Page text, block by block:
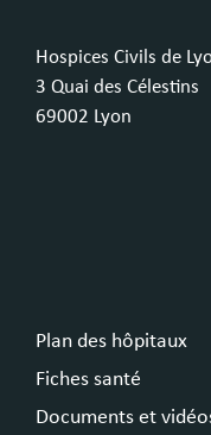
Hospices Civils de
3 Quai des Célestins
69002 Lyon
Plan des hôpitaux
Fiches santé
Documents et